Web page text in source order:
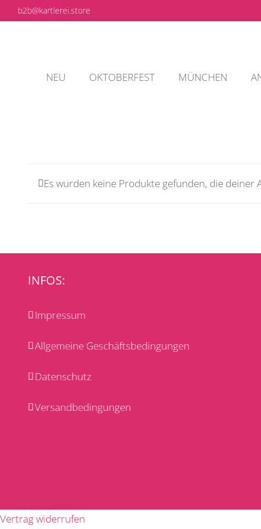
Zumb2b@kartlerei.store
NEU OKTOBERFEST MÜNCHEN
Es wurden keine Produkte gefunden, die deiner
INFOS:
Impressum
Allgemeine Geschäftsbedingungen
Datenschutz
Versandbedingungen
Vertrag widerrufen